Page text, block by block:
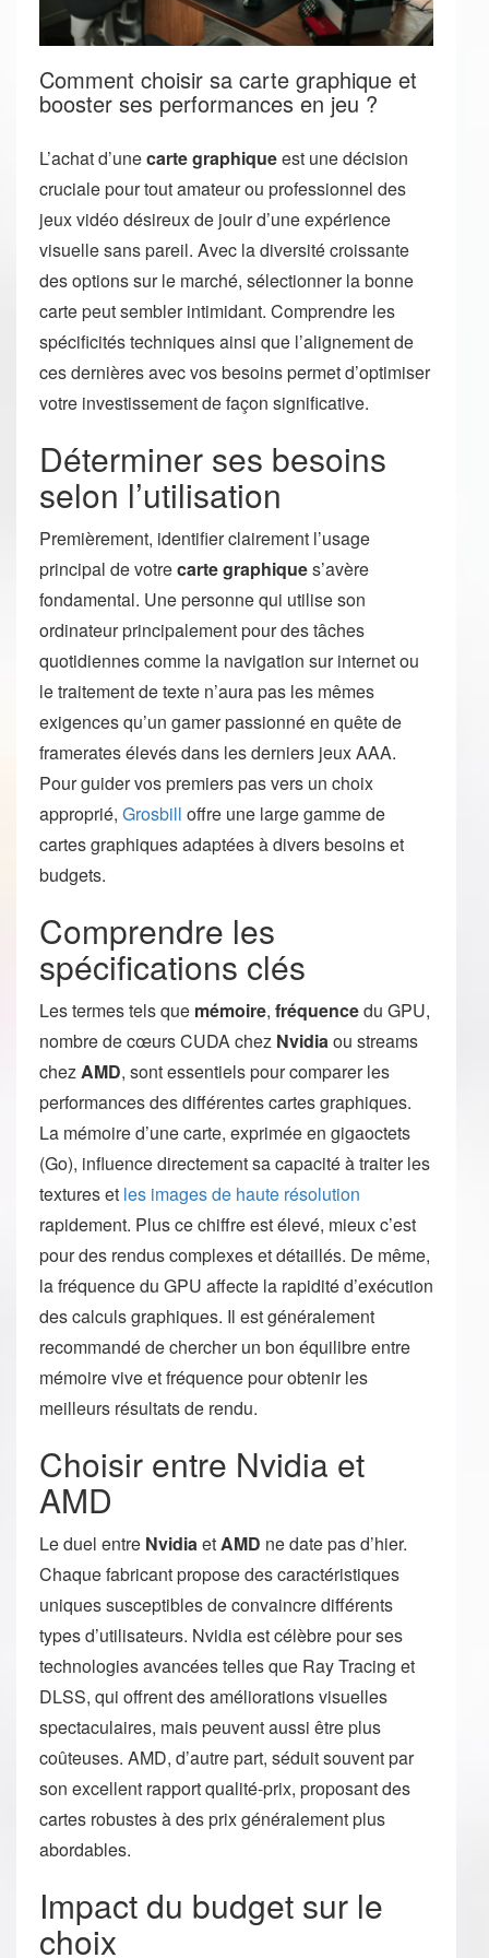
Comment choisir sa carte graphique et
booster ses performances en jeu ?
L’achat d’unecarte graphiqueest une décision
cruciale pour tout amateur ou professionnel des
jeux vidéo désireux de jouir d’une expérience
visuelle sans pareil. Avec la diversité croissante
des options sur le marché, sélectionner la bonne
carte peut sembler intimidant. Comprendre les
spécificités techniques ainsi que l’alignement de
ces dernières avec vos besoins permet d’optimiser
votre investissement de façon significative.
Déterminer ses besoins
selon l’utilisation
Premièrement, identifier clairement l’usage
principal de votrecarte graphiques’avère
fondamental. Une personne qui utilise son
ordinateur principalement pour des tâches
quotidiennes comme la navigation sur internet ou
le traitement de texte n’aura pas les mêmes
exigences qu’un gamer passionné en quête de
framerates élevés dans les derniers jeux AAA.
Pour guider vos premiers pas vers un choix
approprié, Grosbill offre une large gamme de
cartes graphiques adaptées à divers besoins et
budgets.
Comprendre les
spécifications clés
Les termes tels que mémoire, fréquencedu GPU,
nombre de cœurs CUDA chez Nvidiaou streams
chezAMD, sont essentiels pour comparer les
performances des différentes cartes graphiques.
La mémoire d’une carte, exprimée en gigaoctets
(Go), influence directement sa capacité à traiter les
textures et les images de haute résolution
rapidement. Plus ce chiffre est élevé, mieux c’est
pour des rendus complexes et détaillés. De même,
la fréquence du GPU affecte la rapidité d’exécution
des calculs graphiques. Il est généralement
recommandé de chercher un bon équilibre entre
mémoire vive et fréquence pour obtenir les
meilleurs résultats de rendu.
Choisir entre Nvidia et
AMD
Le duel entre NvidiaetAMD ne date pas d’hier.
Chaque fabricant propose des caractéristiques
uniques susceptibles de convaincre différents
types d’utilisateurs. Nvidia est célèbre pour ses
technologies avancées telles que Ray Tracing et
DLSS, qui offrent des améliorations visuelles
spectaculaires, mais peuvent aussi être plus
coûteuses. AMD, d’autre part, séduit souvent par
son excellent rapport qualité-prix, proposant des
cartes robustes à des prix généralement plus
abordables.
Impact du budget sur le
choix